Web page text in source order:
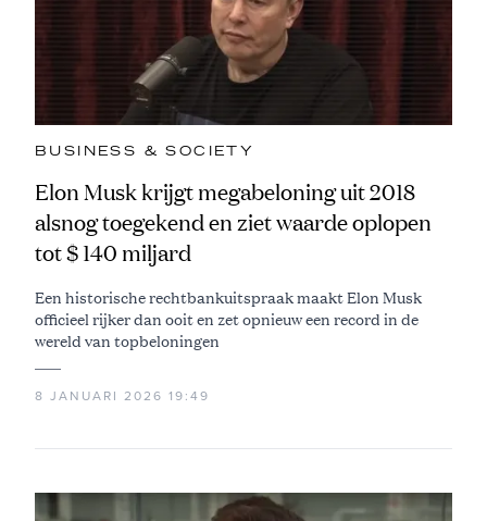
BUSINESS & SOCIETY
Elon Musk krijgt megabeloning uit 2018
alsnog toegekend en ziet waarde oplopen
tot $ 140 miljard
Een historische rechtbankuitspraak maakt Elon Musk
officieel rijker dan ooit en zet opnieuw een record in de
wereld van topbeloningen
8 JANUARI 2026 19:49